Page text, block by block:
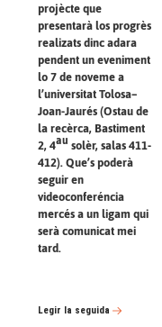
projècte que
presentarà los progrès
realizats dinc adara
pendent un eveniment
lo 7 de noveme a
l’universitat Tolosa–
Joan-Jaurés (Ostau de
la recèrca, Bastiment
2, 4au solèr, salas 411-
412). Que’s poderà
seguir en
videoconferéncia
mercés a un ligam qui
serà comunicat mei
tard.
Legir la seguida